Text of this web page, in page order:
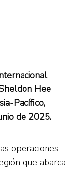
Hee
Pacífico,
de 2025.
operaciones
que abarca